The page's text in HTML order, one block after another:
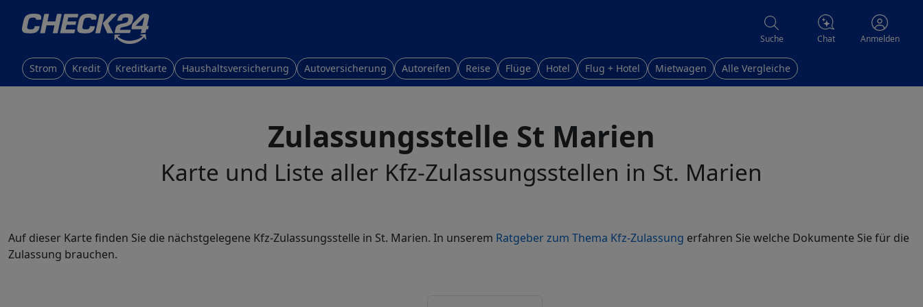
Suche Chat Anmelden
Strom Kredit Kreditkarte Haushaltsversicherung Autoversicherung Autoreifen Reise Flüge Hotel Flug + Hotel Mietwagen Alle Vergleiche
Zulassungsstelle St Marien
Karte und Liste aller Kfz-Zulassungsstellen in St. Marien
Auf dieser Karte finden Sie die nächstgelegene Kfz-Zulassungsstelle in St. Marien. In unserem Ratgeber zum Thema Kfz-Zulassung erfahren Sie welche Dokumente Sie für die
Zulassung brauchen.